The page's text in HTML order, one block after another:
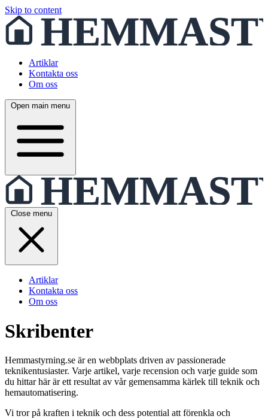
Skip to content
Artiklar
Kontakta oss
Om oss
Open main menu
Close menu
Artiklar
Kontakta oss
Om oss
Skribenter
Hemmastyrning.se är en webbplats driven av passionerade
teknikentusiaster. Varje artikel, varje recension och varje guide som
du hittar här är ett resultat av vår gemensamma kärlek till teknik och
hemautomatisering.
Vi tror på kraften i teknik och dess potential att förenkla och